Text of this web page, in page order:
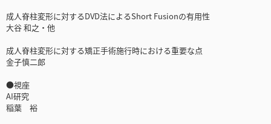
成人脊柱変形に対するDVD法によるShort Fusionの有用性
大谷 和之・他
成人脊柱変形に対する矯正手術施行時における重要な点
金子慎二郎
●視座
AI研究
稲葉 裕